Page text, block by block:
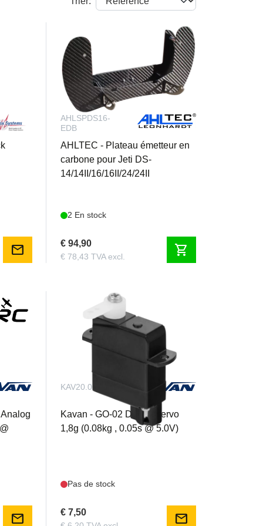
mail
AHLSPDS16-
EDB
AHLTEC - Plateau émetteur en
carbone pour Jeti DS-
14/14II/16/16II/24/24II
2 En stock
€ 94,90
€ 78,43 TVA excl. shopping_cart
mail
KAV20.002
Kavan - GO-02 Digital Servo
1,8g (0.08kg , 0.05s @ 5.0V)
Pas de stock
€ 7,50 mail